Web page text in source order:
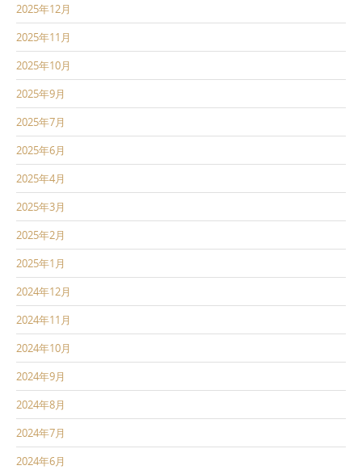
2025年12月
2025年11月
2025年10月
2025年9月
2025年7月
2025年6月
2025年4月
2025年3月
2025年2月
2025年1月
2024年12月
2024年11月
2024年10月
2024年9月
2024年8月
2024年7月
2024年6月